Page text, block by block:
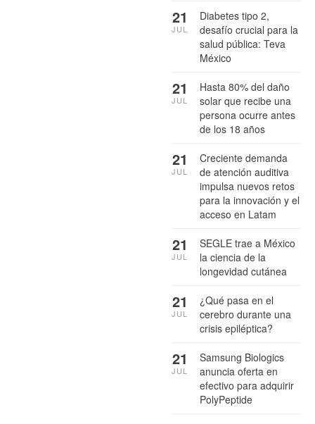
Diabetes tipo 2,
desafío crucial para la
salud pública: Teva
México
21
JUL
Hasta 80% del daño
solar que recibe una
persona ocurre antes
de los 18 años
21
JUL
Creciente demanda
de atención auditiva
impulsa nuevos retos
para la innovación y el
acceso en Latam
21
JUL
SEGLE trae a México
la ciencia de la
longevidad cutánea
21
JUL
¿Qué pasa en el
cerebro durante una
crisis epiléptica?
21
JUL
Samsung Biologics
anuncia oferta en
efectivo para adquirir
PolyPeptide
21
JUL